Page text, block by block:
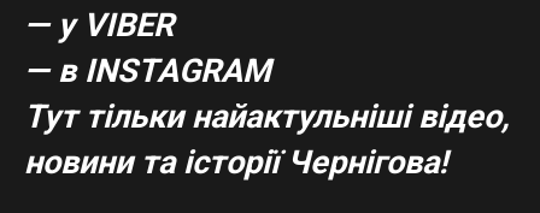
— у VIBER
— в INSTAGRAM
Тут тільки найактульніші відео,
новини та історії Чернігова!